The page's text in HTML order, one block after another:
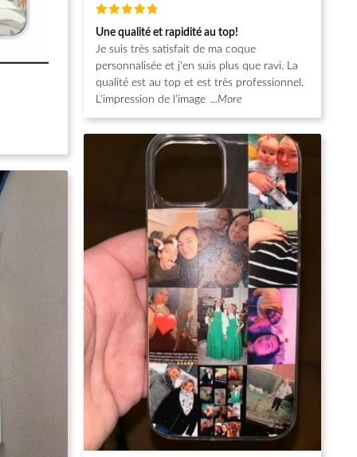
Note
sur 5
Une qualité et rapidité au top!
Je suis très satisfait de ma coque
personnalisée et j'en suis plus que ravi. La
qualité est au top et est très professionnel.
L'impression de l'image ...More